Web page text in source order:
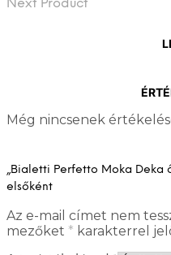
Next Product
Még nincsenek
„Bialetti Perfetto Moka Deka
elsőként
Az e-mail címet nem
mezőket * karakterrel